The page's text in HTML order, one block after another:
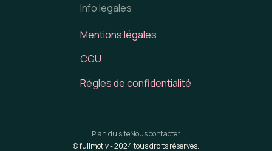
Info légales
Mentions légales
CGU
Règles de confidentialité
© fullmotiv -2024tous droits réservés.
Plan du siteNous contacter